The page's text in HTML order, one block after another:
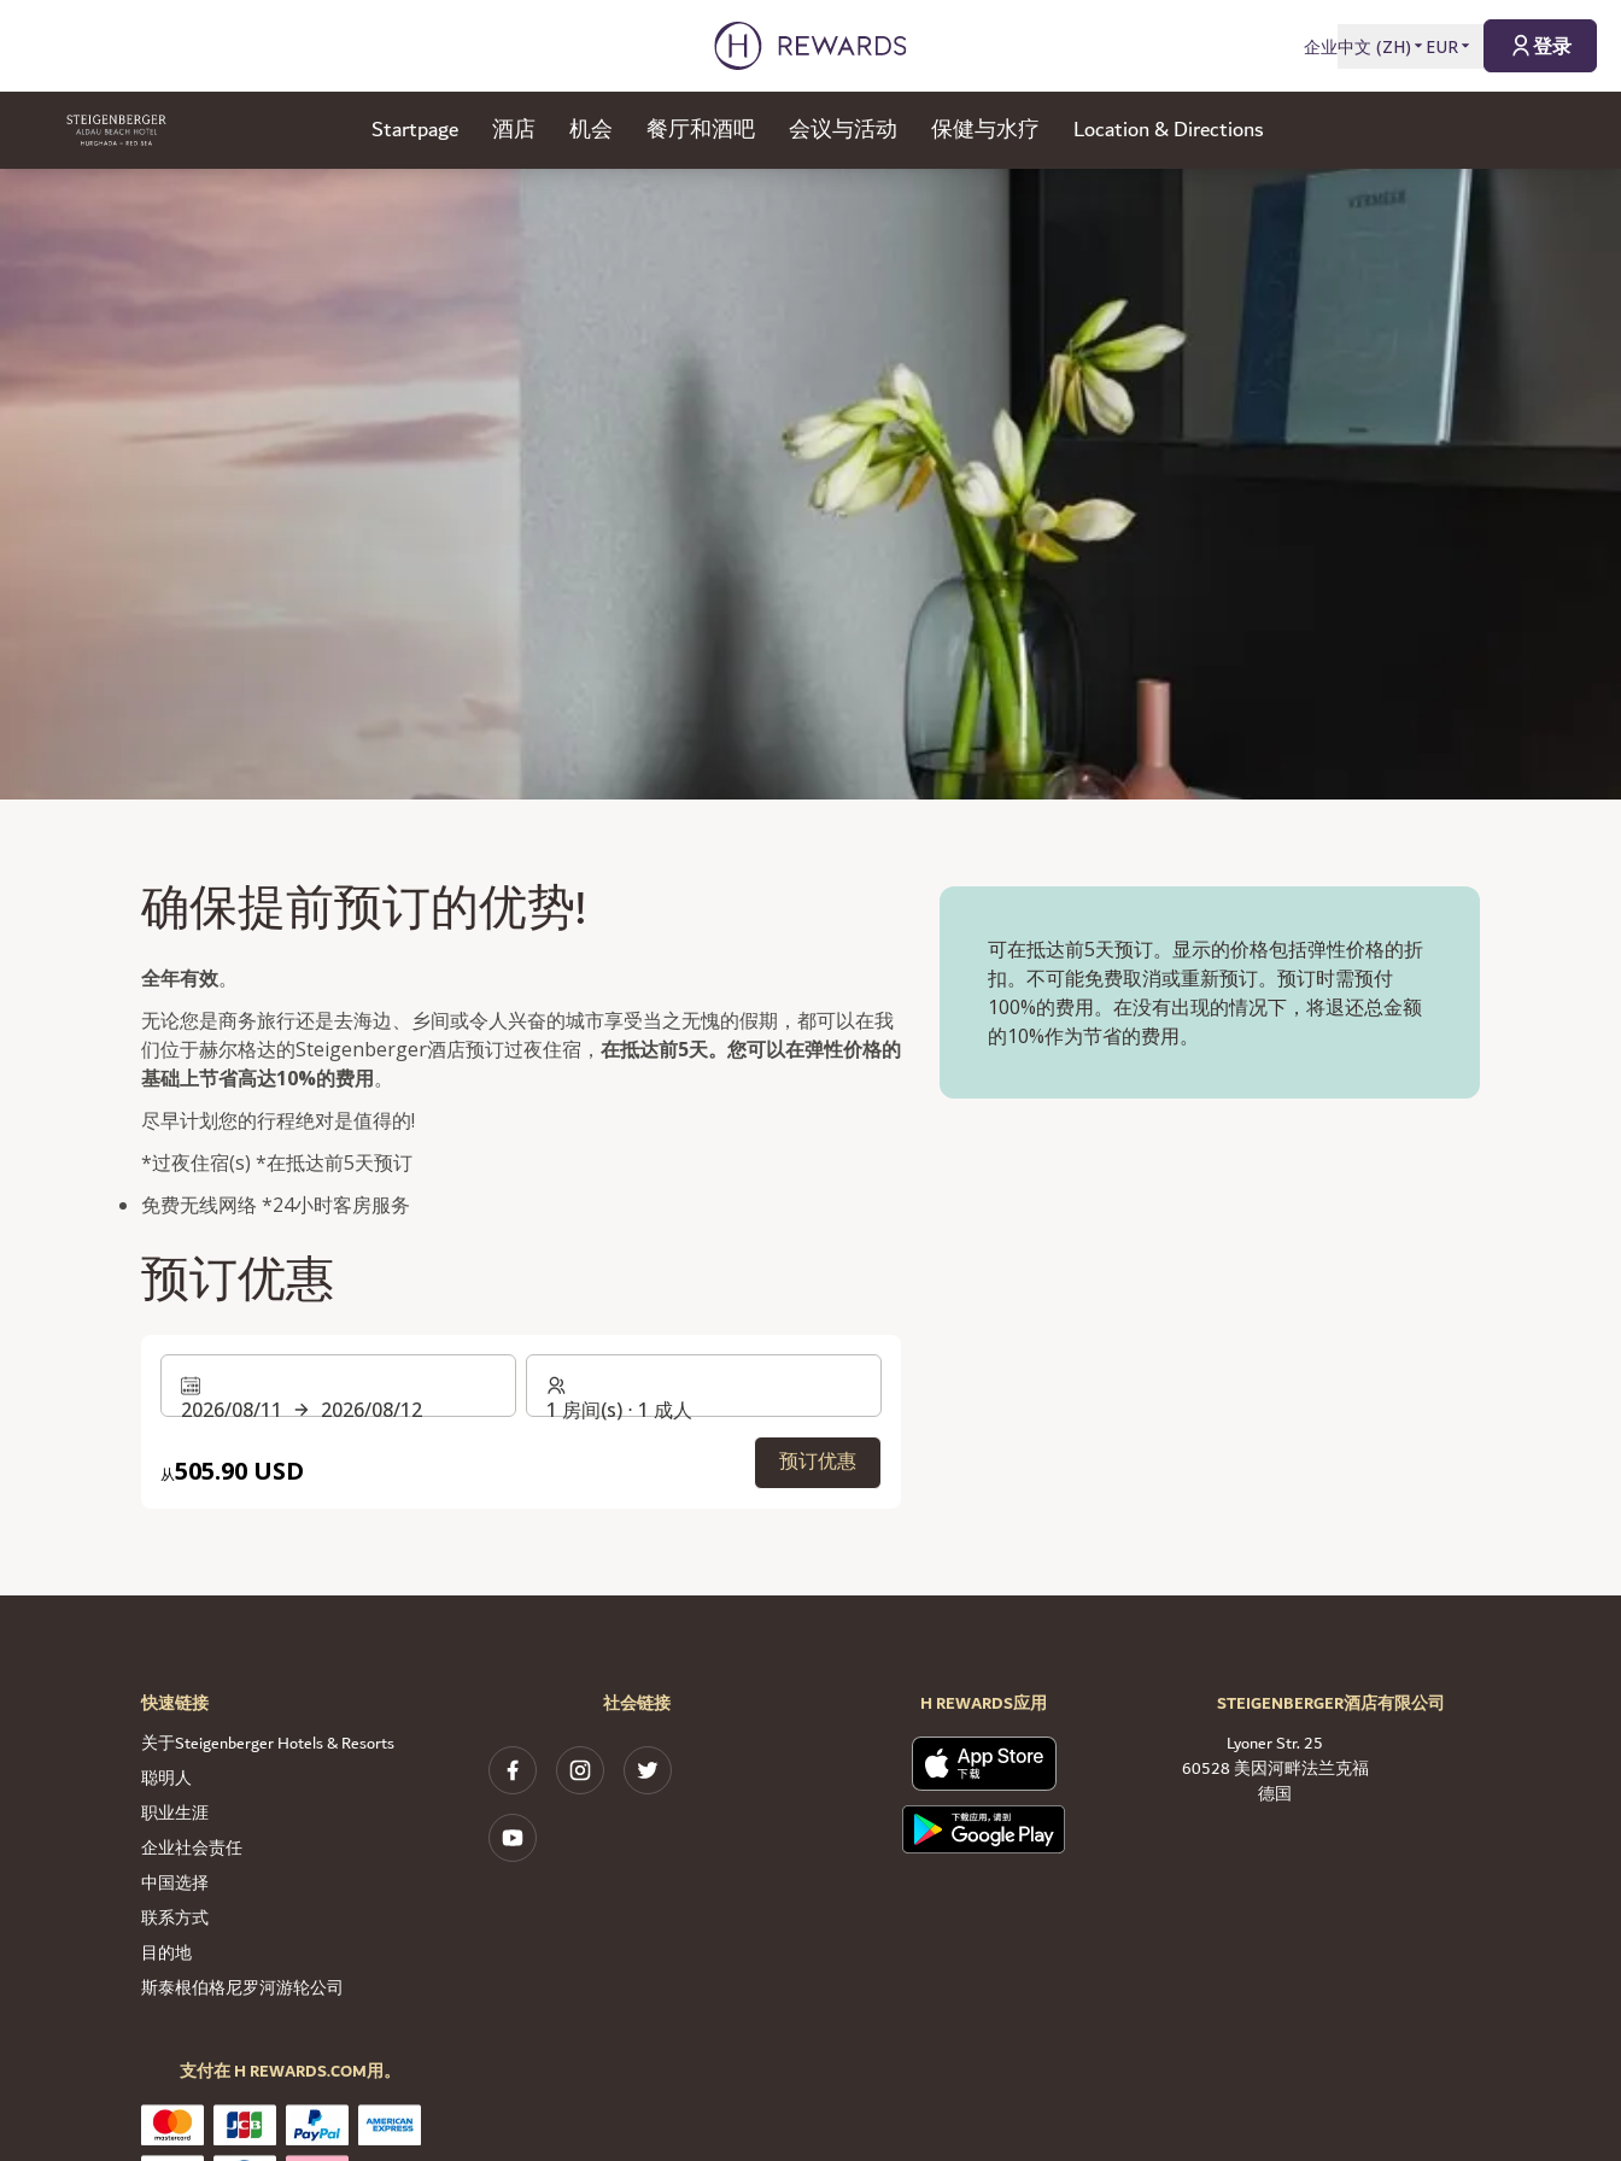
企业中文 (ZH) EUR 登录
Startpage 酒店 机会 餐厅和酒吧 会议与活动 保健与水疗 Location & Directions
在您抵达前5天，可确保灵活价格的10%。
确保提前预订的优势!
全年有效。
无论您是商务旅行还是去海边、乡间或令人兴奋的城市享受当之无愧的假期，都可以在我
们位于赫尔格达的Steigenberger酒店预订过夜住宿， 在抵达前5天。您可以在弹性价格的
基础上节省高达10%的费用。
尽早计划您的行程绝对是值得的!
*过夜住宿(s) *在抵达前5天预订
免费无线网络 *24小时客房服务
预订优惠
2026/08/11 2026/08/12
从505.90 USD
1 房间(s) ⋅ 1 成人
预订优惠
可在抵达前5天预订。显示的价格包括弹性价格的折
扣。不可能免费取消或重新预订。预订时需预付
100%的费用。在没有出现的情况下，将退还总金额
的10%作为节省的费用。
快速链接
关于Steigenberger Hotels & Resorts
聪明人
职业生涯
企业社会责任
中国选择
联系方式
目的地
斯泰根伯格尼罗河游轮公司
社会链接 H REWARDS应用
STEIGENBERGER酒店有限公司
Lyoner Str. 25
60528 美因河畔法兰克福
德国
支付在 H REWARDS.COM用。